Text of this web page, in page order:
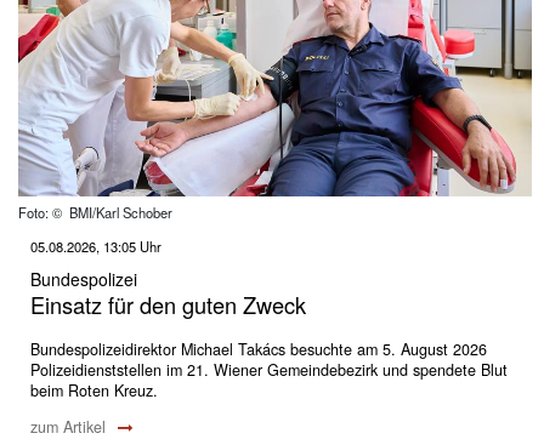
Foto: © BMI/Karl Schober
05.08.2026, 13:05 Uhr
Bundespolizei
Einsatz für den guten Zweck
Bundespolizeidirektor Michael Takács besuchte am 5. August 2026
Polizeidienststellen im 21. Wiener Gemeindebezirk und spendete Blut
beim Roten Kreuz.
zum Artikel